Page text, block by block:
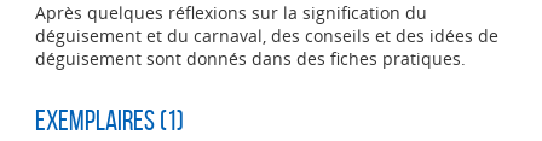
Après quelques réflexions sur la signification du
déguisement et du carnaval, des conseils et des idées de
déguisement sont donnés dans des fiches pratiques.
Exemplaires (1)